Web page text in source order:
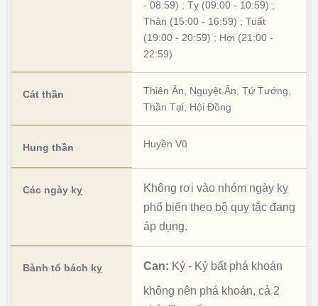
- 08:59) ; Tỵ (09:00 - 10:59) ;
Thân (15:00 - 16:59) ; Tuất
(19:00 - 20:59) ; Hợi (21:00 -
22:59)
Cát thần Thiên Ân Nguyệt Ân Tứ Tướng
Thần Tại Hội Đồng
Hung thần Huyền Vũ
Các ngày kỵ
Không rơi vào nhóm ngày kỵ
phổ biến theo bộ quy tắc đang
áp dụng.
Bành tổ bách kỵ Can: Kỷ - Kỷ bất phá khoán
không nên phá khoán, cả 2